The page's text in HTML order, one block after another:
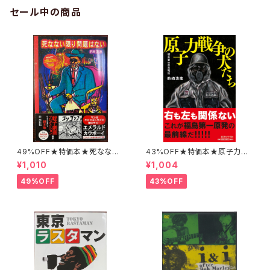
セール中の商品
49%OFF★特価本★死なない
限り問題はない 早田英志 蛭
子能収 根本敬 釣崎清隆
¥1,010
49%OFF
43%OFF★特価本★原子力戦
争の犬たち 福島第一原発戦
記 釣崎清隆
¥1,004
43%OFF